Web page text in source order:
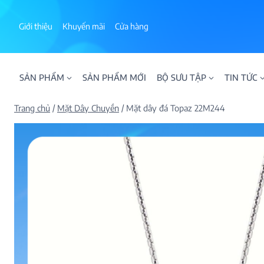
Giới thiệu Khuyến mãi Cửa hàng
SẢN PHẨM SẢN PHẨM MỚI BỘ SƯU TẬP
BST NHẪN KIM
BST NHẪN NAM
BST SWEETIES
FAMILY
TIN TỨC
Trang chủ / Mặt Dây Chuyền / Mặt dây đá Topaz 22M244